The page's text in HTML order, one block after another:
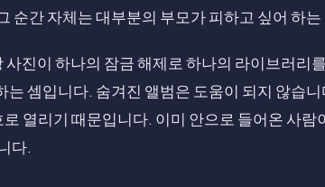
순간 자체는 대부분의 부모가 피하고 싶어 하
진이 하나의 잠금 해제로 하나의 라이브러리
셈입니다. 숨겨진 앨범은 도움이 되지 않습
열리기 때문입니다. 이미 안으로 들어온 사람
다.